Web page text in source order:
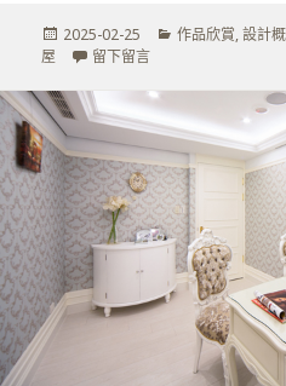
發
佈
2025-02-25
分
作品欣賞,設計
屋
留下留言在 〔中大坪數設計〕